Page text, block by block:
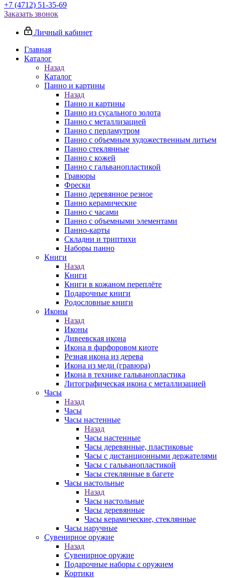
+7 (4712) 51-35-69
Заказать звонок
Личный кабинет
Главная
Каталог
Назад
Каталог
Панно и картины
Назад
Панно и картины
Панно из сусального золота
Панно с металлизацией
Панно с перламутром
Панно с объемным художественным литьем
Панно стеклянные
Панно с кожей
Панно с гальванопластикой
Гравюры
Фрески
Панно деревянное резное
Панно керамические
Панно с часами
Панно с объемными элементами
Панно-карты
Складни и триптихи
Наборы панно
Книги
Назад
Книги
Книги в кожаном переплёте
Подарочные книги
Родословные книги
Иконы
Назад
Иконы
Дивеевская икона
Икона в фарфоровом киоте
Резная икона из дерева
Икона из меди (гравюра)
Икона в технике гальванопластика
Литографическая икона с металлизацией
Часы
Назад
Часы
Часы настенные
Назад
Часы настенные
Часы деревянные, пластиковые
Часы с дистанционными держателями
Часы с гальванопластикой
Часы стеклянные в багете
Часы настольные
Назад
Часы настольные
Часы деревянные
Часы керамические, стеклянные
Часы наручные
Сувенирное оружие
Назад
Сувенирное оружие
Подарочные наборы с оружием
Кортики